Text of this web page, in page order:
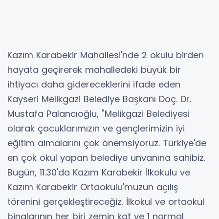
Kazım Karabekir Mahallesi'nde 2 okulu birden
hayata geçirerek mahalledeki büyük bir
ihtiyacı daha gidereceklerini ifade eden
Kayseri Melikgazi Belediye Başkanı Doç. Dr.
Mustafa Palancıoğlu, "Melikgazi Belediyesi
olarak çocuklarımızın ve gençlerimizin iyi
eğitim almalarını çok önemsiyoruz. Türkiye'de
en çok okul yapan belediye unvanına sahibiz.
Bugün, 11.30'da Kazım Karabekir İlkokulu ve
Kazım Karabekir Ortaokulu'muzun açılış
törenini gerçekleştireceğiz. İlkokul ve ortaokul
binalarının her biri zemin kat ve 1 normal